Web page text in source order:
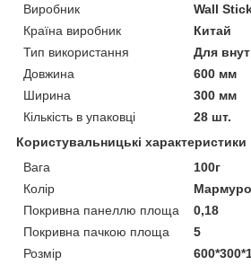
Виробник
Wall
Країна виробник
Китай
Тип використання
Для
Довжина
600 мм
Ширина
300 мм
Кількість в упаковці
28 шт.
Користувальницькі характеристики
Вага
100г
Колір
Покривна панеллю площа
0,18
Покривна пачкою площа
5
Розмір